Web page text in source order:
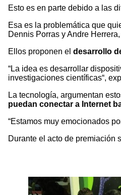
Esto es en parte debido a las
Esa es la problemática que
Dennis Porras y Andre
Ellos proponen el desarrollo
“La idea es desarrollar
investigaciones científicas“,
La tecnología, argumentan
puedan conectar a Internet
“Estamos muy emocionados
Durante el acto de premiación